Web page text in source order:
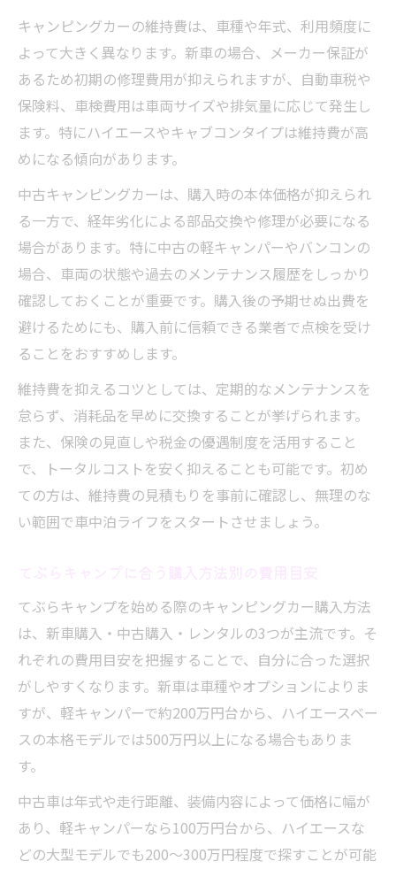
キャンピングカーの維持費は、車種や年式、利用頻度に
よって大きく異なります。新車の場合、メーカー保証が
あるため初期の修理費用が抑えられますが、自動車税や
保険料、車検費用は車両サイズや排気量に応じて発生し
ます。特にハイエースやキャブコンタイプは維持費が高
めになる傾向があります。
中古キャンピングカーは、購入時の本体価格が抑えられ
る一方で、経年劣化による部品交換や修理が必要になる
場合があります。特に中古の軽キャンパーやバンコンの
場合、車両の状態や過去のメンテナンス履歴をしっかり
確認しておくことが重要です。購入後の予期せぬ出費を
避けるためにも、購入前に信頼できる業者で点検を受け
ることをおすすめします。
維持費を抑えるコツとしては、定期的なメンテナンスを
怠らず、消耗品を早めに交換することが挙げられます。
また、保険の見直しや税金の優遇制度を活用すること
で、トータルコストを安く抑えることも可能です。初め
ての方は、維持費の見積もりを事前に確認し、無理のな
い範囲で車中泊ライフをスタートさせましょう。
てぶらキャンプを始める際のキャンピングカー購入方法
は、新車購入・中古購入・レンタルの3つが主流です。そ
れぞれの費用目安を把握することで、自分に合った選択
がしやすくなります。新車は車種やオプションによりま
すが、軽キャンパーで約200万円台から、ハイエースベー
スの本格モデルでは500万円以上になる場合もありま
す。
中古車は年式や走行距離、装備内容によって価格に幅が
あり、軽キャンパーなら100万円台から、ハイエースな
どの大型モデルでも200～300万円程度で探すことが可能